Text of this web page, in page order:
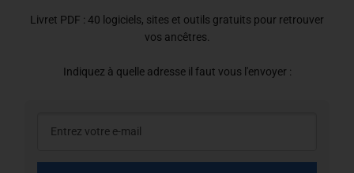
Livret PDF : 40 logiciels, sites et outils gratuits pour retrouver
vos ancêtres.
Indiquez à quelle adresse il faut vous l'envoyer :